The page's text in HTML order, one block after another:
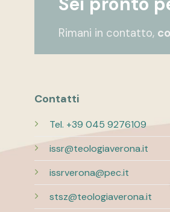
Rimani in contatto,
Contatti
Tel. +39 045 9276109
issr@teologiaverona.it
issrverona@pec.it
stsz@teologiaverona.it